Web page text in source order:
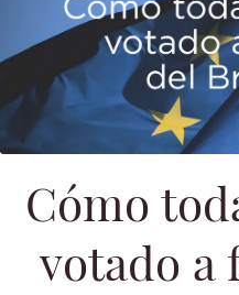
Cómo
votado a